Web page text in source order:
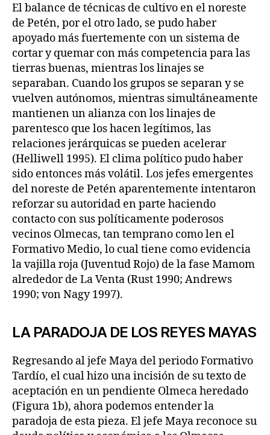
El balance de técnicas de cultivo en el noreste
de Petén, por el otro lado, se pudo haber
apoyado más fuertemente con un sistema de
cortar y quemar con más competencia para las
tierras buenas, mientras los linajes se
separaban. Cuando los grupos se separan y se
vuelven autónomos, mientras simultáneamente
mantienen un alianza con los linajes de
parentesco que los hacen legítimos, las
relaciones jerárquicas se pueden acelerar
(Helliwell 1995). El clima político pudo haber
sido entonces más volátil. Los jefes emergentes
del noreste de Petén aparentemente intentaron
reforzar su autoridad en parte haciendo
contacto con sus políticamente poderosos
vecinos Olmecas, tan temprano como len el
Formativo Medio, lo cual tiene como evidencia
la vajilla roja (Juventud Rojo) de la fase Mamom
alrededor de La Venta (Rust 1990; Andrews
1990; von Nagy 1997).
LA PARADOJA DE LOS REYES MAYAS
Regresando al jefe Maya del periodo Formativo
Tardío, el cual hizo una incisión de su texto de
aceptación en un pendiente Olmeca heredado
(Figura 1b), ahora podemos entender la
paradoja de esta pieza. El jefe Maya reconoce su